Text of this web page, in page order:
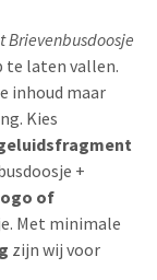
Brievenbusdoosje
te laten vallen.
inhoud maar
Kies
+
of
Met minimale
zijn wij voor